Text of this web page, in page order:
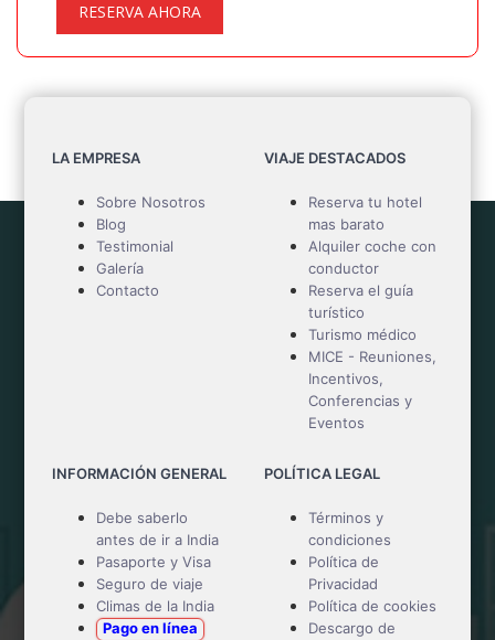
RESERVA AHORA
LA EMPRESA
Sobre Nosotros
Blog
Testimonial
Galería
Contacto
VIAJE DESTACADOS
Reserva tu hotel
mas barato
Alquiler coche con
conductor
Reserva el guía
turístico
Turismo médico
MICE - Reuniones,
Incentivos,
Conferencias y
Eventos
INFORMACIÓN GENERAL
Debe saberlo
antes de ir a India
Pasaporte y Visa
Seguro de viaje
Climas de la India
Pago en línea
POLÍTICA LEGAL
Términos y
condiciones
Política de
Privacidad
Política de cookies
Descargo de